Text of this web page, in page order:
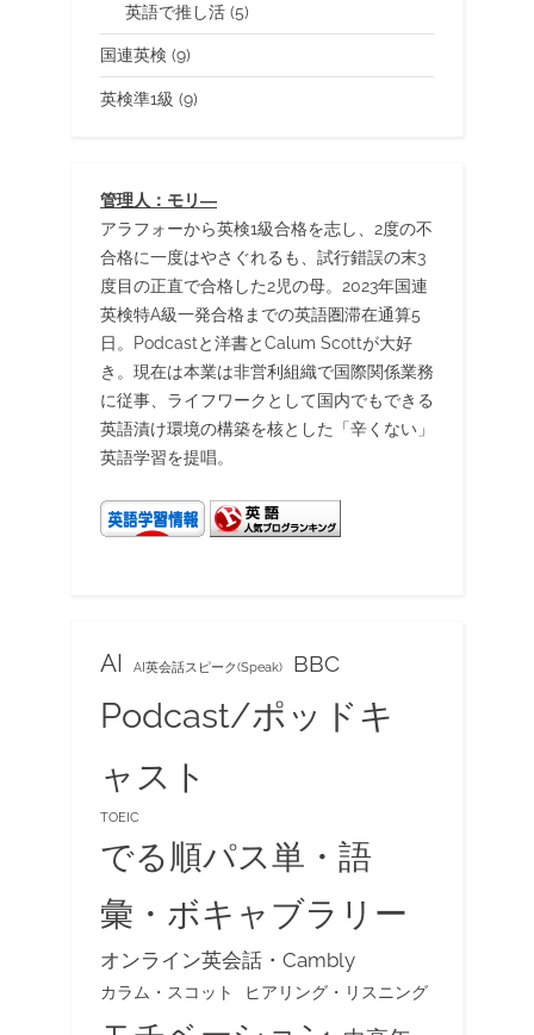
英語で推し活 (5)
国連英検 (9)
英検準1級 (9)
管理人：モリ―
アラフォーから英検1級合格を志し、2度の不
合格に一度はやさぐれるも、試行錯誤の末3
度目の正直で合格した2児の母。2023年国連
英検特A級一発合格までの英語圏滞在通算5
日。Podcastと洋書とCalum Scottが大好
き。現在は本業は非営利組織で国際関係業務
に従事、ライフワークとして国内でもできる
英語漬け環境の構築を核とした「辛くない」
英語学習を提唱。
AI AI英会話スピーク(Speak) BBC
Podcast/ポッドキ
ャスト
TOEIC
でる順パス単・語
彙・ボキャブラリー
オンライン英会話・Cambly
カラム・スコット ヒアリング・リスニング